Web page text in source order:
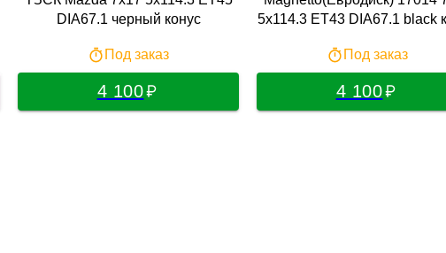
DIA67.1 черный конус
Под заказ
4 100
5x114.3 ET43 DIA67.1 black
Под заказ
4 100